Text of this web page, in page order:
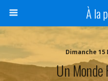
À la
Dimanche 15
Un Monde